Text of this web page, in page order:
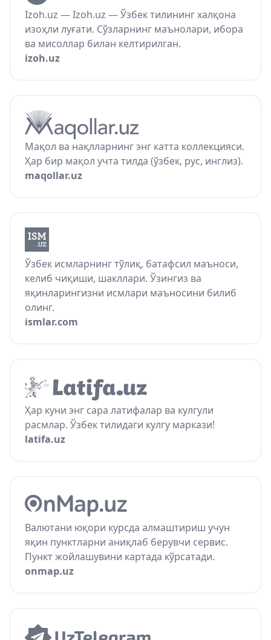
Izoh.uz — Izoh.uz — Ўзбек тилининг халқона
изоҳли луғати. Сўзларнинг маънолари, ибора
ва мисоллар билан келтирилган.
izoh.uz
Мақол ва нақлларнинг энг катта коллекцияси.
Ҳар бир мақол учта тилда (ўзбек, рус, инглиз).
maqollar.uz
Ўзбек исмларнинг тўлиқ, батафсил маъноси,
келиб чиқиши, шакллари. Ўзингиз ва
яқинларингизни исмлари маъносини билиб
олинг.
ismlar.com
Ҳар куни энг сара латифалар ва кулгули
расмлар. Ўзбек тилидаги кулгу маркази!
latifa.uz
Валютани юқори курсда алмаштириш учун
яқин пунктларни аниқлаб берувчи сервис.
Пункт жойлашувини картада кўрсатади.
onmap.uz